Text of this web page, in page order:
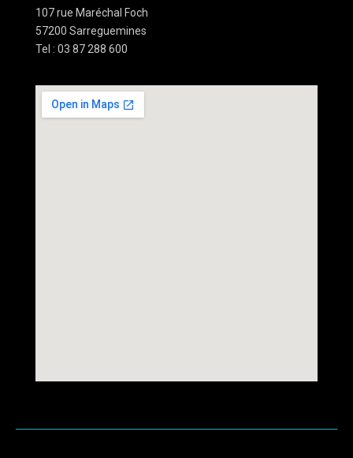
107 rue Maréchal Foch
57200 Sarreguemines
Tel : 03 87 288 600